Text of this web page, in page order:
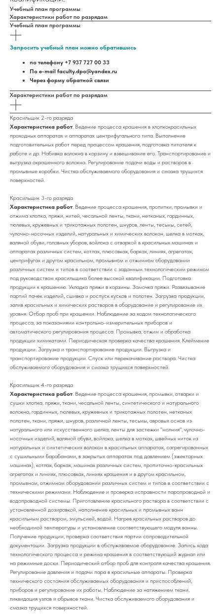
Учебный план программы
Характеристики работ по разрядам
Учебный план программы
Запросить учебный план можно обратившись
по телефону +7 937 727 00 33
По e-mail faculty.dpo@yandex.ru
Через форму обратной связи
Характеристики работ по разрядам
Красильщик 2-го разряда
Характеристика работ. Ведение процесса крашения в хлопкокрасильных
проходных аппаратах и аппаратах центрифугального типа. Выполнение
подготовительных работ перед процессом крашения, подготовка питателя к
работе и др. Набивка волокна в корзину и взвешивание его. Транспортирование и
выгрузка окрашенного волокна. Регулирование подачи воды и растворов в
промывные коробки. Чистка обслуживаемого оборудования и смазка трущихся
поверхностей.
Красильщик 3-го разряда
Характеристика работ. Ведение процесса крашения, пропитки, промывки и
отжима хлопка, пряжи, нитей, чесальной ленты, ткани, нетканых, гардинных,
тюлевых, кружевных и трикотажных полотен, шнуров, ленты, тесьмы, сетей,
чулочно-носочных изделий, натуральных и химических волокон, шелка в мотках,
валяной обуви, головных уборов, войлока с отваркой в красильных машинах и
аппаратах различных систем, котлах, плюсовках, барках, линиях, агрегатах,
центрифугах и другом красильном, промывном и отжимном оборудовании
различных систем и типов в соответствии с заданным технологическим режимом
под руководством красильщика более высокой квалификации. Подготовка
продукции к крашению. Укладка пряжи в корзины. Замочка пряжи. Развязывание
партий пачек изделий, сшивка и роспуск кусков и полотен. Загрузка продукции,
залив красильных и химических растворов в оборудование и регулирование их
уровня. Отбор проб при крашении. Наблюдение за ходом технологического
процесса, за показаниями контрольно-измерительных приборов и
автоматического регулирования процесса. Промывка, отжим и обработка
продукции химикатами. Периодическая проверка качества крашения. Клеймение
продукции. Загрузка и транспортирование продукции. Выгрузка и
транспортирование продукции. Спуск или перекачивание раствора. Чистка
обслуживаемого оборудования и смазка трущихся поверхностей.
Красильщик 4-го разряда
Характеристика работ. Ведение процесса крашения, промывки, отварки и
сушки хлопка, пряжи, ткани, чесальной ленты, синтетического и натурального
волокна, гардинных, тюлевых, кружевных и трикотажных полотен, нетканых
полотен, ткани, пряжи, шнуров, различной ленты, тесьмы, авровых основ из
натурального или искусственного шелка, ленты для застежки "молния", чулочно-
носочных изделий, валяной обуви, войлока, шелка в мотках, швейных ниток из
натуральных и синтетических волокон в красильных аппаратах, сагрегированных
с сушильными барабанами, в закрытых аппаратах под давлением (эжекторных
машинах), котлах, барках, машинах различных систем, пропиточно-красильных
агрегатах и линиях, плюсовках, линиях крашения и в другом красильном,
промывном, отжимном оборудовании различных систем и типов в соответствии с
техническими режимами. Наблюдение и проверка исправности паропроводной и
водопроводной системы. Приготовление красильного раствора в соответствии с
установленной дозировкой, наполнение красильных и промывных ванн
красильным раствором, эмульсией, водой. Нагрев красильных растворов до
необходимой температуры и установление соответствующего модуля ванны.
Получение продукции, проверка соответствия партии сопроводительной
документации. Загрузка продукции в обслуживаемое оборудование. Запись хода
технологического процесса и режима крашения в соответствующий журнал или
на режимные доски. Периодический отбор проб для контроля качества крашения.
Регулирование давления и подачи пара в красильные аппараты. Проверка
технического состояния обслуживаемых оборудования и приспособлений,
приборов и регулирование их работы. Наблюдение за натяжением ткани,
ликвидация узлов и обрывов ткани. Чистка обслуживаемого оборудования и
смазка трущихся поверхностей.